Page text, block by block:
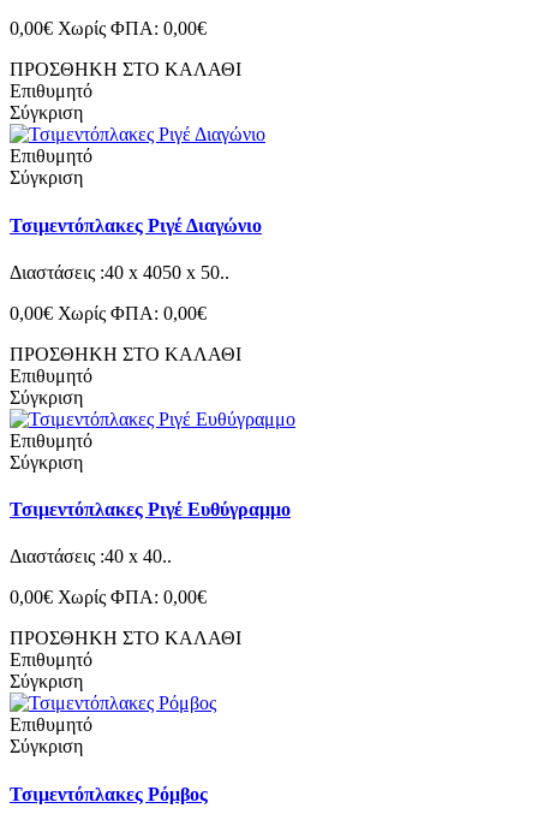
0,00€ Χωρίς ΦΠΑ: 0,00€
ΠΡΟΣΘΗΚΗ ΣΤΟ ΚΑΛΑΘΙ
Επιθυμητό
Σύγκριση
Επιθυμητό
Σύγκριση
Τσιμεντόπλακες Ριγέ Διαγώνιο
Διαστάσεις :40 x 4050 x 50..
0,00€ Χωρίς ΦΠΑ: 0,00€
ΠΡΟΣΘΗΚΗ ΣΤΟ ΚΑΛΑΘΙ
Επιθυμητό
Σύγκριση
Επιθυμητό
Σύγκριση
Τσιμεντόπλακες Ριγέ Ευθύγραμμο
Διαστάσεις :40 x 40..
0,00€ Χωρίς ΦΠΑ: 0,00€
ΠΡΟΣΘΗΚΗ ΣΤΟ ΚΑΛΑΘΙ
Επιθυμητό
Σύγκριση
Επιθυμητό
Σύγκριση
Τσιμεντόπλακες Ρόμβος